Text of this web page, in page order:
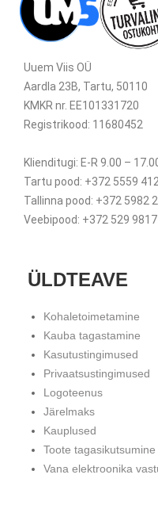
Uuem Viis OÜ
Aardla 23B, Tartu, 50110
KMKR nr. EE101331720
Registrikood: 11680452
Klienditugi: E-R 9.00 –
Tartu pood: +372 5559
Tallinna pood: +372 5982
Veebipood: +372 529 9817
ÜLDTEAVE
Kohaletoimetamine
Kauba tagastamine
Kasutustingimused
Privaatsustingimused
Logoteenus
Järelmaks
Kauplused
Toote tagasikutsumine
Vana elektroonika